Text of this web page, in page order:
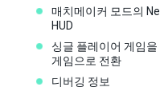
매치메이커 모드의
HUD
싱글 플레이어 게임
게임으로 전환
디버깅 정보